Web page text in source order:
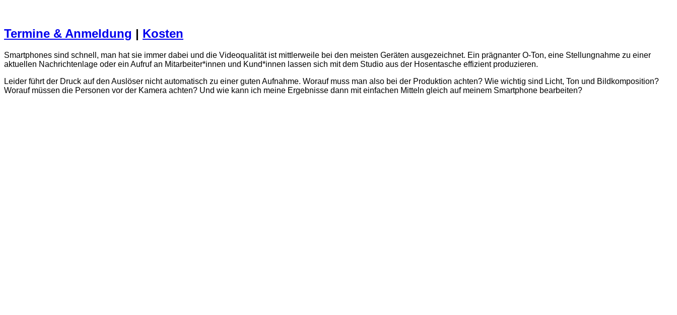
Termine & Anmeldung | Kosten
Smartphones sind schnell, man hat sie immer dabei und die Videoqualität ist mittlerweile bei den meisten Geräten ausgezeichnet. Ein prägnanter O-Ton, eine Stellungnahme zu einer
aktuellen Nachrichtenlage oder ein Aufruf an Mitarbeiter*innen und Kund*innen lassen sich mit dem Studio aus der Hosentasche effizient produzieren.
Leider führt der Druck auf den Auslöser nicht automatisch zu einer guten Aufnahme. Worauf muss man also bei der Produktion achten? Wie wichtig sind Licht, Ton und Bildkomposition?
Worauf müssen die Personen vor der Kamera achten? Und wie kann ich meine Ergebnisse dann mit einfachen Mitteln gleich auf meinem Smartphone bearbeiten?